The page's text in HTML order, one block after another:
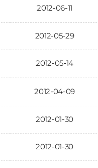
2012-06-11
2012-05-29
2012-05-14
2012-04-09
2012-01-30
2012-01-30